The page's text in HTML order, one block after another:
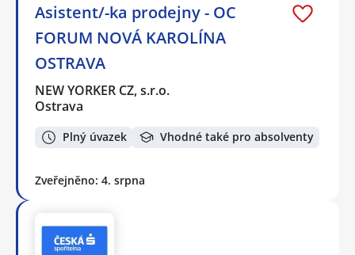
Asistent/-ka prodejny - OC
FORUM NOVÁ KAROLÍNA
OSTRAVA
NEW YORKER CZ, s.r.o.
Ostrava
Plný úvazek Vhodné také pro absolventy
Zveřejněno: 4. srpna